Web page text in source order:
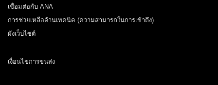
เชื่อมต่อกับ ANA
การช่วยเหลือด้านเทคนิค (ความสามารถในการเข้าถึง)
ผังเว็บไซต์
เงื่อนไขการขนส่ง